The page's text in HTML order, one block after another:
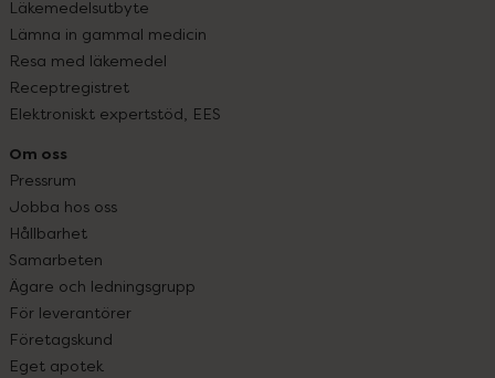
Läkemedelsutbyte
Lämna in gammal medicin
Resa med läkemedel
Receptregistret
Elektroniskt expertstöd, EES
Om oss
Pressrum
Jobba hos oss
Hållbarhet
Samarbeten
Ägare och ledningsgrupp
För leverantörer
Företagskund
Eget apotek